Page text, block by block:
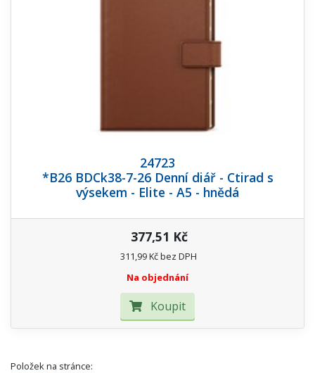
24723
*B26 BDCk38-7-26 Denní diář - Ctirad s
výsekem - Elite - A5 - hnědá
377,51 Kč
311,99 Kč bez DPH
Na objednání
Koupit
Položek na stránce: